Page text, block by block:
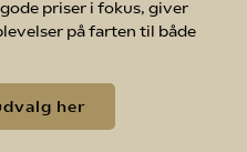
priser i fokus, giver
på farten til både
her